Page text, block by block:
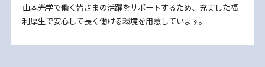
山本光学で働く皆さまの活躍をサポートするため、充実した福
利厚生で安心して長く働ける環境を用意しています。